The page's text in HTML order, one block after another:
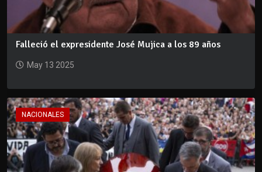
Falleció el expresidente José Mujica a los 89 años
May 13 2025
NACIONALES